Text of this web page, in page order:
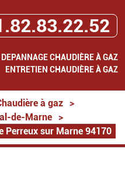
DEPANNAGE CHAUDIÈRE À GAZ
ENTRETIEN CHAUDIÈRE À GAZ
à gaz
>
de-Marne
>
Perreux sur Marne 94170